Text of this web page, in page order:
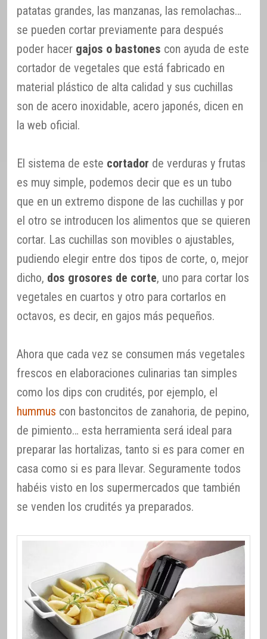
patatas grandes, las manzanas, las remolachas…
se pueden cortar previamente para después
poder hacer gajos o bastones con ayuda de este
cortador de vegetales que está fabricado en
material plástico de alta calidad y sus cuchillas
son de acero inoxidable, acero japonés, dicen en
la web oficial.
El sistema de este cortador de verduras y frutas
es muy simple, podemos decir que es un tubo
que en un extremo dispone de las cuchillas y por
el otro se introducen los alimentos que se quieren
cortar. Las cuchillas son movibles o ajustables,
pudiendo elegir entre dos tipos de corte, o, mejor
dicho, dos grosores de corte, uno para cortar los
vegetales en cuartos y otro para cortarlos en
octavos, es decir, en gajos más pequeños.
Ahora que cada vez se consumen más vegetales
frescos en elaboraciones culinarias tan simples
como los dips con crudités, por ejemplo, el
hummus con bastoncitos de zanahoria, de pepino,
de pimiento… esta herramienta será ideal para
preparar las hortalizas, tanto si es para comer en
casa como si es para llevar. Seguramente todos
habéis visto en los supermercados que también
se venden los crudités ya preparados.